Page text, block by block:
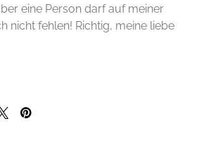
eine Person darf auf meiner
nicht fehlen! Richtig, meine liebe